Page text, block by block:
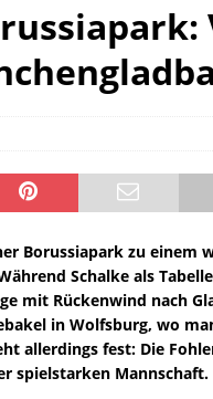
Borussiapark zu einem
Schalke als
mit Rückenwind nach
in Wolfsburg, wo
allerdings fest: Die
spielstarken Mannschaft.